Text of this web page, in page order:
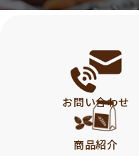
お問い合わせ
商品紹介